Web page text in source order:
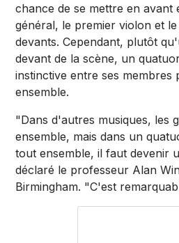
chance de se mettre en avant
général, le premier violon et
devants. Cependant, plutôt
devant de la scène, un
instinctive entre ses
ensemble.
"Dans d'autres musiques, les
ensemble, mais dans un
tout ensemble, il faut devenir
déclaré le professeur Alan
Birmingham. "C'est